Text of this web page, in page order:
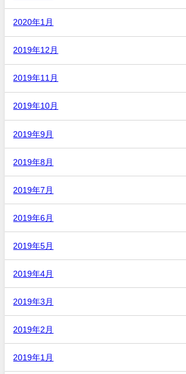
2020年1月
2019年12月
2019年11月
2019年10月
2019年9月
2019年8月
2019年7月
2019年6月
2019年5月
2019年4月
2019年3月
2019年2月
2019年1月